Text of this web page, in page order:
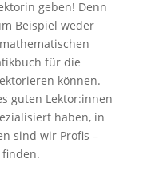
geben! Denn
Beispiel weder
für die
können.
guten Lektor:innen
haben, in
sind wir Profis –
finden.